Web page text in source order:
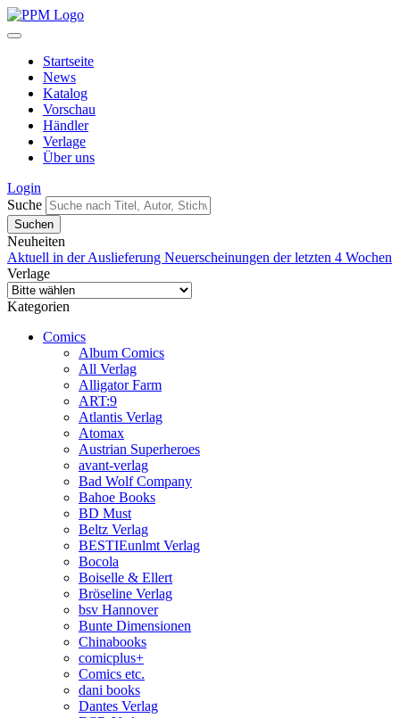
Startseite
News
Katalog
Vorschau
Händler
Verlage
Über uns
Login
Suche
Neuheiten
Aktuell in der Auslieferung Neuerscheinungen der letzten 4 Wochen
Verlage
Kategorien
Comics
Album Comics
All Verlag
Alligator Farm
ART:9
Atlantis Verlag
Atomax
Austrian Superheroes
avant-verlag
Bad Wolf Company
Bahoe Books
BD Must
Beltz Verlag
BESTIEunlmt Verlag
Bocola
Boiselle & Ellert
Bröseline Verlag
bsv Hannover
Bunte Dimensionen
Chinabooks
comicplus+
Comics etc.
dani books
Dantes Verlag